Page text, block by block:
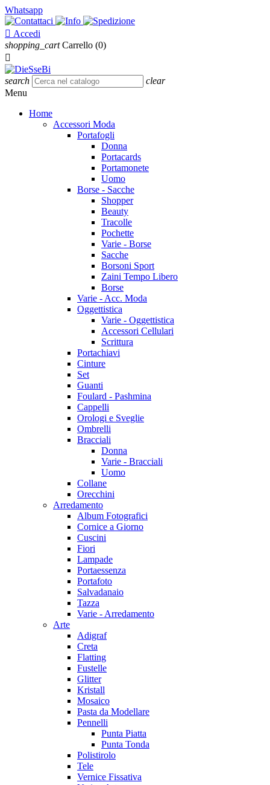
Whatsapp
 Accedi
shopping_cart Carrello (0)

search
clear
Menu
Home
Accessori Moda
Portafogli
Donna
Portacards
Portamonete
Uomo
Borse - Sacche
Shopper
Beauty
Tracolle
Pochette
Varie - Borse
Sacche
Borsoni Sport
Zaini Tempo Libero
Borse
Varie - Acc. Moda
Oggettistica
Varie - Oggettistica
Accessori Cellulari
Scrittura
Portachiavi
Cinture
Set
Guanti
Foulard - Pashmina
Cappelli
Orologi e Sveglie
Ombrelli
Bracciali
Donna
Varie - Bracciali
Uomo
Collane
Orecchini
Arredamento
Album Fotografici
Cornice a Giorno
Cuscini
Fiori
Lampade
Portaessenza
Portafoto
Salvadanaio
Tazza
Varie - Arredamento
Arte
Adigraf
Creta
Flatting
Fustelle
Glitter
Kristall
Mosaico
Pasta da Modellare
Pennelli
Punta Piatta
Punta Tonda
Polistirolo
Tele
Vernice Fissativa